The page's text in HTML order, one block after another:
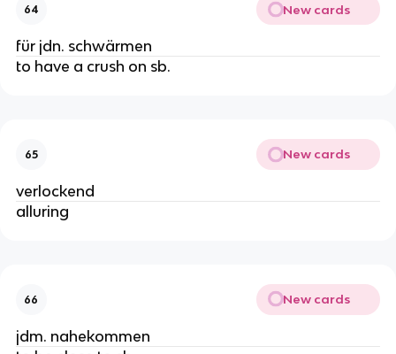
64 New cards
für jdn. schwärmen
to have a crush on sb.
65 New cards
verlockend
alluring
66 New cards
jdm. nahekommen